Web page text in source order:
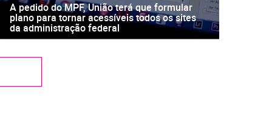
A pedido do MPF, União terá que formular
plano para tornar acessíveis todos os sites
da administração federal